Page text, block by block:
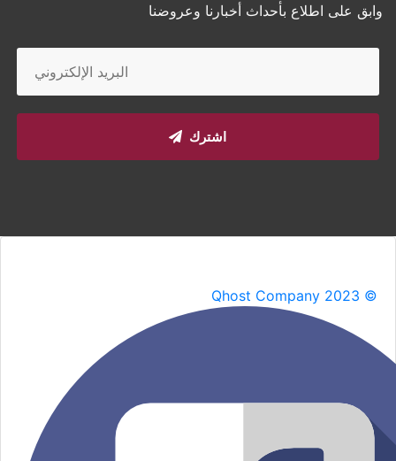
وابق على اطلاع بأحداث أخبارنا وعروضنا
اشترك
Qhost Company 2023 ©